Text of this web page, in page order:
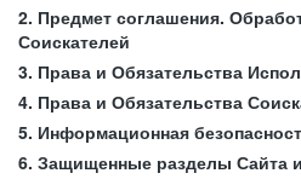
2. Предмет соглашения.
Соискателей
3. Права и Обязательства
4. Права и Обязательства
5. Информационная
6. Защищенные разделы Сайта